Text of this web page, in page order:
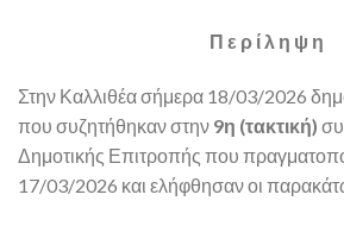
Π ε ρ ί λ η ψ η
Στην Καλλιθέα σήμερα 18/03/2026
που συζητήθηκαν στην 9η (τακτική)
Δημοτικής Επιτροπής που
17/03/2026 και ελήφθησαν οι